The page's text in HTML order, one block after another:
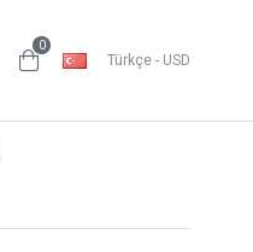
0
Türkçe - USD